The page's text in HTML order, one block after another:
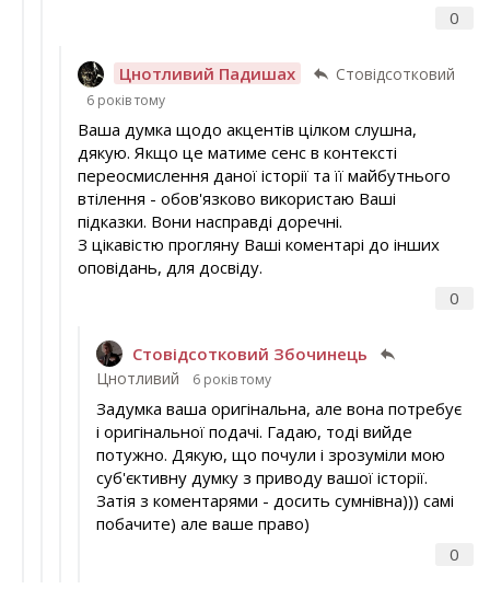
0
Цнотливий Падишах Стовідсотковий
6 років тому
0
Ваша думка щодо акцентів цілком слушна,
дякую. Якщо це матиме сенс в контексті
переосмислення даної історії та її майбутнього
втілення - обов'язково використаю Ваші
підказки. Вони насправді доречні.
З цікавістю прогляну Ваші коментарі до інших
оповідань, для досвіду.
Стовідсотковий Збочинець
Цнотливий 6 років тому
0
Задумка ваша оригінальна, але вона потребує
і оригінальної подачі. Гадаю, тоді вийде
потужно. Дякую, що почули і зрозуміли мою
суб'єктивну думку з приводу вашої історії.
Затія з коментарями - досить сумнівна))) самі
побачите) але ваше право)